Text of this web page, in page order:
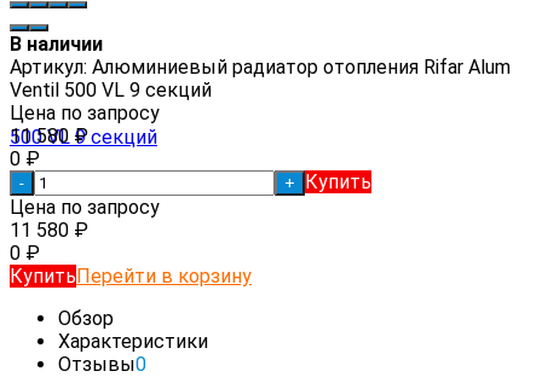
В наличии
Артикул: Алюминиевый радиатор отопления Rifar Alum
Ventil 500 VL 9 секций
Цена по запросу
11 580 ₽
0 ₽
- +
Купить
Цена по запросу
11 580 ₽
0 ₽
КупитьПерейти в корзину
Обзор
Характеристики
Отзывы0